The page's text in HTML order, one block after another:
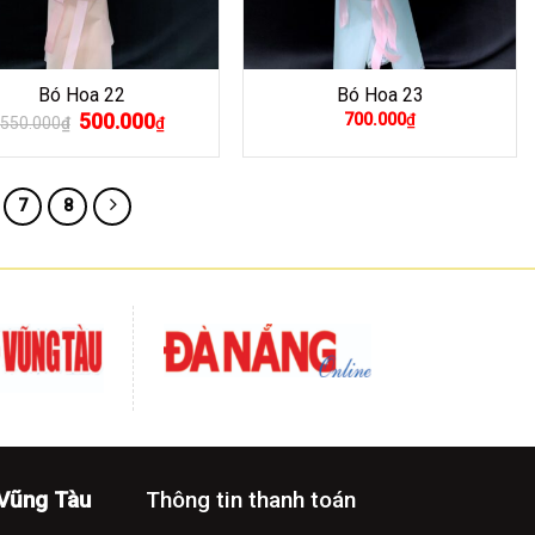
Bó Hoa 22
550.000₫ Giá
gốc
là:
500.000₫Giá
hiện
tại
Bó Hoa 23
700.000₫
7 8
Tàu Thông tin thanh toán